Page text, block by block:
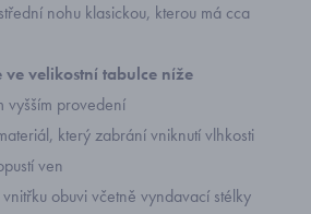
nohu klasickou, kterou má cca
velikostní tabulce níže
vyšším provedení
který zabrání vniknutí vlhkosti
ven
obuvi včetně vyndavací stélky